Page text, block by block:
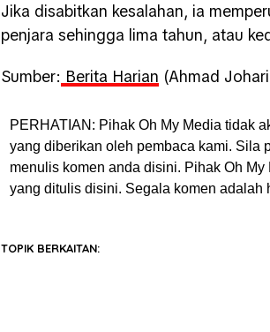
Jika disabitkan kesalahan, ia
penjara sehingga lima tahun, atau
Sumber: Berita Harian (Ahmad
PERHATIAN: Pihak Oh My Media tidak
yang diberikan oleh pembaca kami. Sila
menulis komen anda disini. Pihak Oh
yang ditulis disini. Segala komen adalah
TOPIK BERKAITAN: